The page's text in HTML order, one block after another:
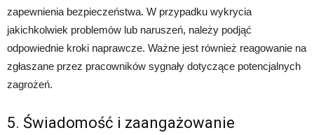
zapewnienia bezpieczeństwa. W przypadku wykrycia
jakichkolwiek problemów lub naruszeń, należy podjąć
odpowiednie kroki naprawcze. Ważne jest również reagowanie na
zgłaszane przez pracowników sygnały dotyczące potencjalnych
zagrożeń.
5. Świadomość i zaangażowanie